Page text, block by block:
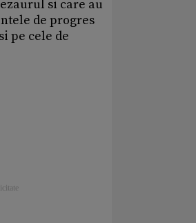
si care au
de progres
pe cele de